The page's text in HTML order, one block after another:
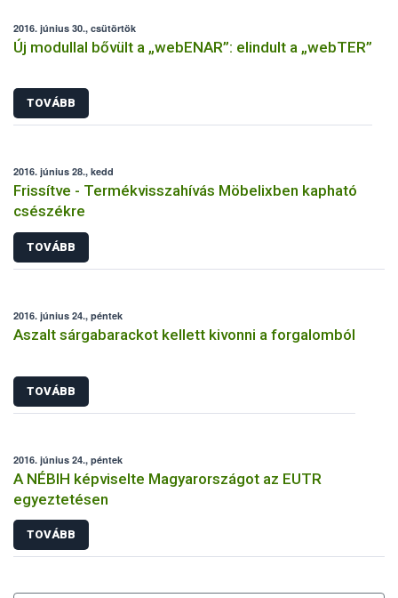
2016. június 30., csütörtök
Új modullal bővült a „webENAR”: elindult a „webTER”
TOVÁBB
2016. június 28., kedd
Frissítve - Termékvisszahívás Möbelixben kapható
csészékre
TOVÁBB
2016. június 24., péntek
Aszalt sárgabarackot kellett kivonni a forgalomból
TOVÁBB
2016. június 24., péntek
A NÉBIH képviselte Magyarországot az EUTR
egyeztetésen
TOVÁBB